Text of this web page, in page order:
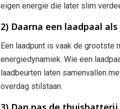
eigen energie die later slim
2) Daarna een laadpaal
Een laadpunt is vaak de grootste
energiedynamiek. Wie een
laadbeurten laten samenvallen
overdag stilstaan.